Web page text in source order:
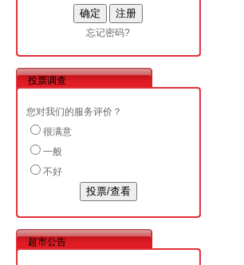
忘记密码?
投票调查
您对我们的服务评价？
很满意
一般
不好
超市公告